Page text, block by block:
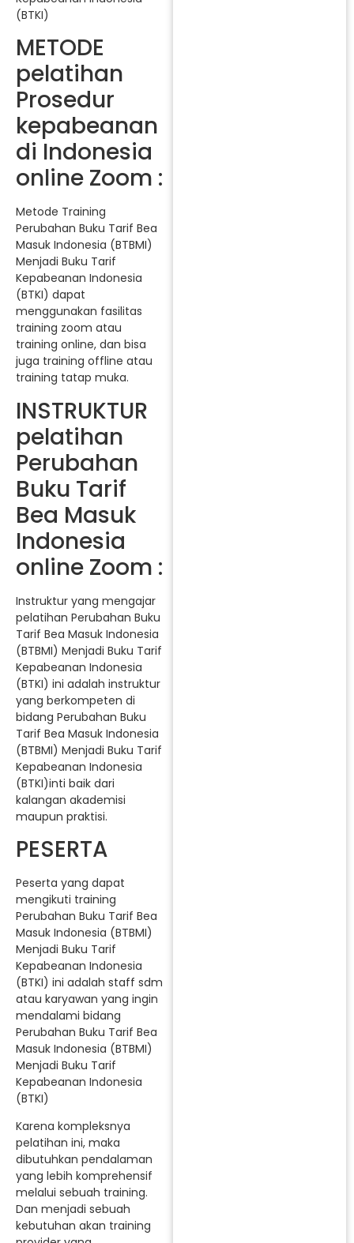
(BTKI)
METODE
pelatihan
Prosedur
kepabeanan
di Indonesia
online Zoom :
Metode Training
Perubahan Buku Tarif Bea
Masuk Indonesia (BTBMI)
Menjadi Buku Tarif
Kepabeanan Indonesia
(BTKI) dapat
menggunakan fasilitas
training zoom atau
training online, dan bisa
juga training offline atau
training tatap muka.
INSTRUKTUR
pelatihan
Perubahan
Buku Tarif
Bea Masuk
Indonesia
online Zoom :
Instruktur yang mengajar
pelatihan Perubahan Buku
Tarif Bea Masuk Indonesia
(BTBMI) Menjadi Buku Tarif
Kepabeanan Indonesia
(BTKI) ini adalah instruktur
yang berkompeten di
bidang Perubahan Buku
Tarif Bea Masuk Indonesia
(BTBMI) Menjadi Buku Tarif
Kepabeanan Indonesia
(BTKI)inti baik dari
kalangan akademisi
maupun praktisi.
PESERTA
Peserta yang dapat
mengikuti training
Perubahan Buku Tarif Bea
Masuk Indonesia (BTBMI)
Menjadi Buku Tarif
Kepabeanan Indonesia
(BTKI) ini adalah staff sdm
atau karyawan yang ingin
mendalami bidang
Perubahan Buku Tarif Bea
Masuk Indonesia (BTBMI)
Menjadi Buku Tarif
Kepabeanan Indonesia
(BTKI)
Karena kompleksnya
pelatihan ini, maka
dibutuhkan pendalaman
yang lebih komprehensif
melalui sebuah training.
Dan menjadi sebuah
kebutuhan akan training